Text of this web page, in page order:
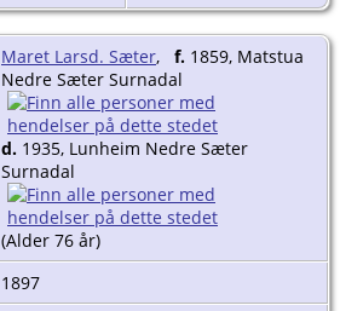
Maret Larsd. Sæter, f. 1859, Matstua
Nedre Sæter Surnadal
d. 1935, Lunheim Nedre Sæter
Surnadal
(Alder 76 år)
1897